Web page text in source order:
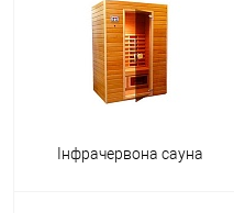
Інфрачервона сауна